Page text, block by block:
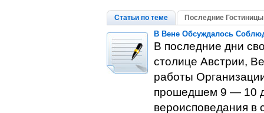
Статьи по теме Последние
В Вене Обсуждалось
В последние дни
столице Австрии,
работы
прошедшем 9 — 10
вероисповедания в